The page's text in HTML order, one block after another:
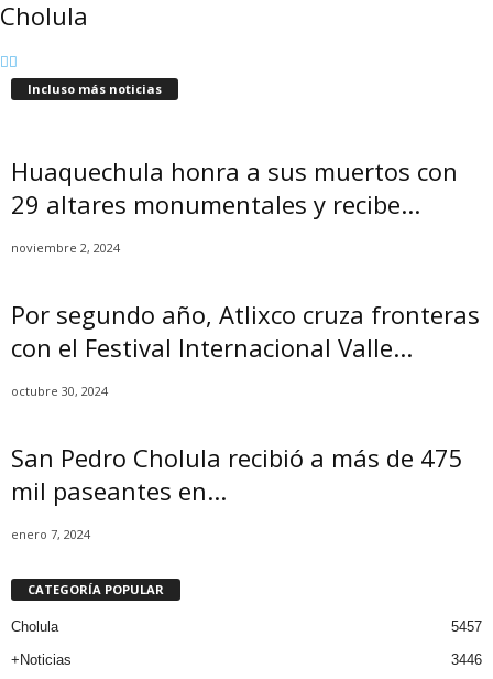
Cholula
Incluso más noticias
Huaquechula honra a sus muertos con
29 altares monumentales y recibe...
noviembre 2, 2024
Por segundo año, Atlixco cruza fronteras
con el Festival Internacional Valle...
octubre 30, 2024
San Pedro Cholula recibió a más de 475
mil paseantes en...
enero 7, 2024
CATEGORÍA POPULAR
Cholula
5457
+Noticias
3446